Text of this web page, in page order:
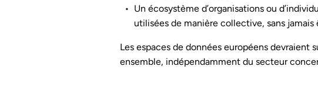
Un écosystème d’organisations ou
utilisées de manière collective, sans jamais
Les espaces de données européens
ensemble, indépendamment du secteur